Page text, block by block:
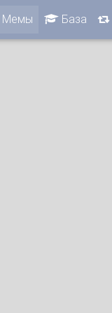
Мемы База